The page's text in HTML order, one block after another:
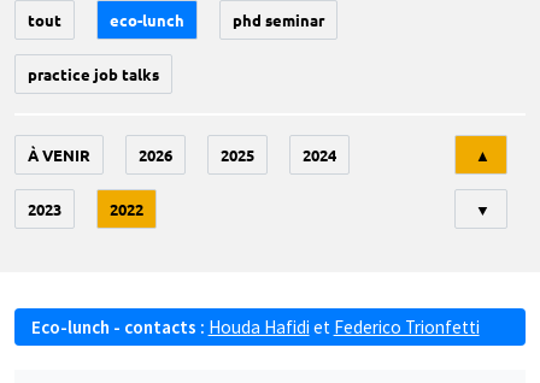
tout eco-lunch phd seminar
practice job talks
À VENIR 2026 2025 2024
2023 2022
▲
▼
Eco-lunch - contacts : Houda Hafidi et Federico Trionfetti